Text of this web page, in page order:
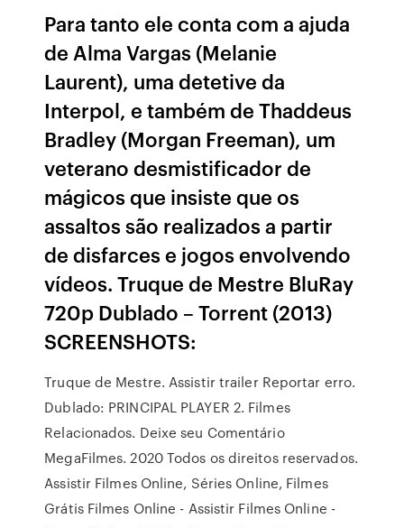
Para tanto ele conta com a ajuda
de Alma Vargas (Melanie
Laurent), uma detetive da
Interpol, e também de Thaddeus
Bradley (Morgan Freeman), um
veterano desmistificador de
mágicos que insiste que os
assaltos são realizados a partir
de disfarces e jogos envolvendo
vídeos. Truque de Mestre BluRay
720p Dublado – Torrent (2013)
SCREENSHOTS:
Truque de Mestre. Assistir trailer Reportar erro.
Dublado: PRINCIPAL PLAYER 2. Filmes
Relacionados. Deixe seu Comentário
MegaFilmes. 2020 Todos os direitos reservados.
Assistir Filmes Online, Séries Online, Filmes
Grátis Filmes Online - Assistir Filmes Online -